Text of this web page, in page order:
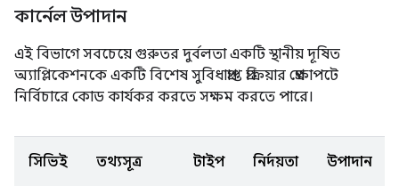
কার্নেল উপাদান
এই বিভাগে সবচেয়ে গুরুতর দুর্বলতা একটি স্থানীয় দূষিত
অ্যাপ্লিকেশনকে একটি বিশেষ সুবিধাপ্রাপ্ত প্রক্রিয়ার প্রেক্ষাপটে
নির্বিচারে কোড কার্যকর করতে সক্ষম করতে পারে।
সিভিই তথ্যসূত্র টাইপ নির্দয়তা উপাদান